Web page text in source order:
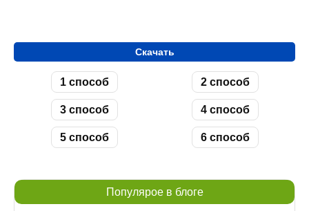
Скачать
1 способ 2 способ
3 способ 4 способ
5 способ 6 способ
Популярое в блоге